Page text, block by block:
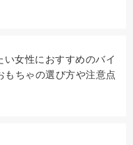
い女性におすすめのバイ
もちゃの選び方や注意点